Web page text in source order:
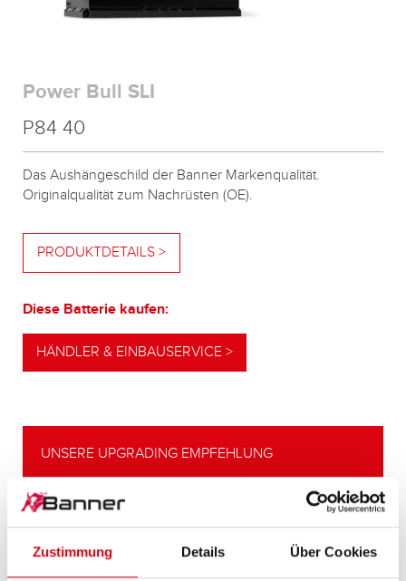
Zustimmung Details Über Cookies
Power Bull SLI
P84 40
Das Aushängeschild der Banner Markenqualität.
Originalqualität zum Nachrüsten (OE).
PRODUKTDETAILS >
Diese Batterie kaufen:
HÄNDLER & EINBAUSERVICE >
LEISTUNGSSTARKE
ALTERNATIVE
UNSERE UPGRADING EMPFEHLUNG